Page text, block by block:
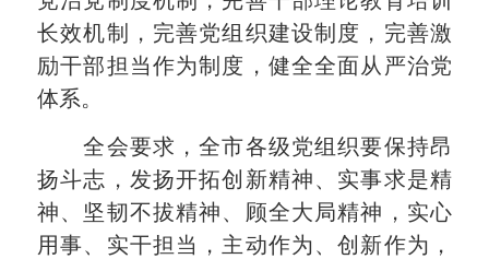
长效机制，完善党组织建设制度，完善激
励干部担当作为制度，健全全面从严治党
体系。
全会要求，全市各级党组织要保持昂
扬斗志，发扬开拓创新精神、实事求是精
神、坚韧不拔精神、顾全大局精神，实心
用事、实干担当，主动作为、创新作为，